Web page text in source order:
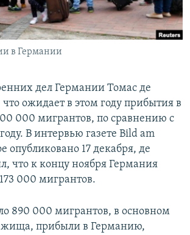
в Германии
дел Германии Томас де
ожидает в этом году прибытия в
000 мигрантов, по сравнению с
В интервью газете Bild am
опубликовано 17 декабря, де
что к концу ноября Германия
000 мигрантов.
890 000 мигрантов, в основном
прибыли в Германию,